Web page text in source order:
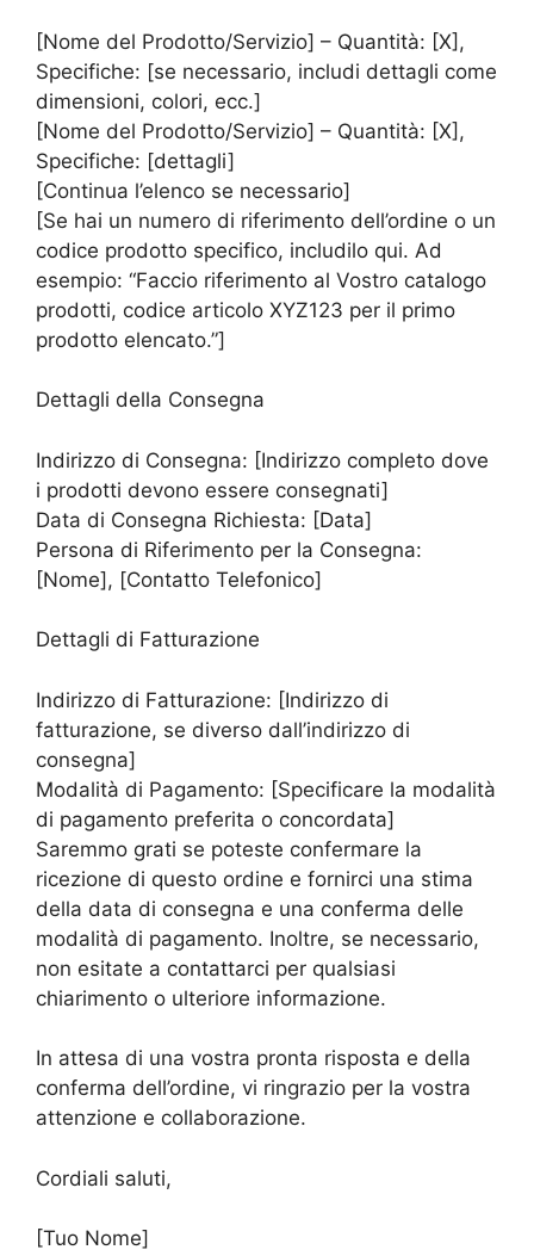
[Nome del Prodotto/Servizio] – Quantità: [X],
Specifiche: [se necessario, includi dettagli come
dimensioni, colori, ecc.]
[Nome del Prodotto/Servizio] – Quantità: [X],
Specifiche: [dettagli]
[Continua l’elenco se necessario]
[Se hai un numero di riferimento dell’ordine o un
codice prodotto specifico, includilo qui. Ad
esempio: “Faccio riferimento al Vostro catalogo
prodotti, codice articolo XYZ123 per il primo
prodotto elencato.”]
Dettagli della Consegna
Indirizzo di Consegna: [Indirizzo completo dove
i prodotti devono essere consegnati]
Data di Consegna Richiesta: [Data]
Persona di Riferimento per la Consegna:
[Nome], [Contatto Telefonico]
Dettagli di Fatturazione
Indirizzo di Fatturazione: [Indirizzo di
fatturazione, se diverso dall’indirizzo di
consegna]
Modalità di Pagamento: [Specificare la modalità
di pagamento preferita o concordata]
Saremmo grati se poteste confermare la
ricezione di questo ordine e fornirci una stima
della data di consegna e una conferma delle
modalità di pagamento. Inoltre, se necessario,
non esitate a contattarci per qualsiasi
chiarimento o ulteriore informazione.
In attesa di una vostra pronta risposta e della
conferma dell’ordine, vi ringrazio per la vostra
attenzione e collaborazione.
Cordiali saluti,
[Tuo Nome]